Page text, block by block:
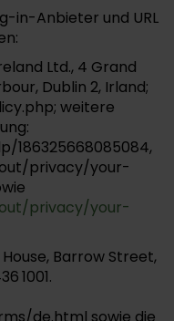
in-Anbieter und URL
Ltd., 4 Grand
Dublin 2, Irland;
weitere
186325668085084,
privacy/your-
privacy/your-
Barrow Street,
1001.